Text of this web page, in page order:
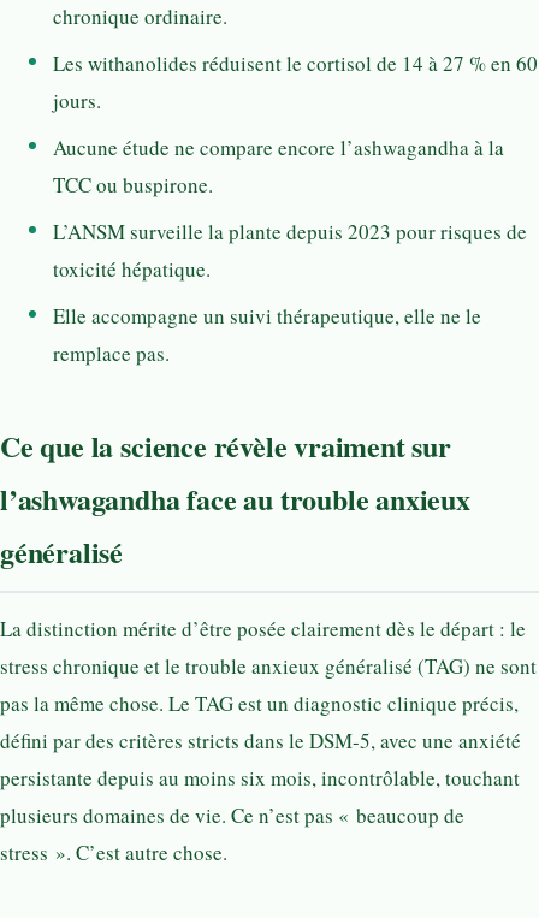
chronique ordinaire.
Les withanolides réduisent le cortisol de 14 à 27 % en 60
jours.
Aucune étude ne compare encore l’ashwagandha à la
TCC ou buspirone.
L’ANSM surveille la plante depuis 2023 pour risques de
toxicité hépatique.
Elle accompagne un suivi thérapeutique, elle ne le
remplace pas.
Ce que la science révèle vraiment sur
l’ashwagandha face au trouble anxieux
généralisé
La distinction mérite d’être posée clairement dès le départ : le
stress chronique et le trouble anxieux généralisé (TAG) ne sont
pas la même chose. Le TAG est un diagnostic clinique précis,
défini par des critères stricts dans le DSM-5, avec une anxiété
persistante depuis au moins six mois, incontrôlable, touchant
plusieurs domaines de vie. Ce n’est pas « beaucoup de
stress ». C’est autre chose.